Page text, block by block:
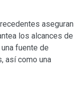
aseguran
los alcances de
fuente de
así como una